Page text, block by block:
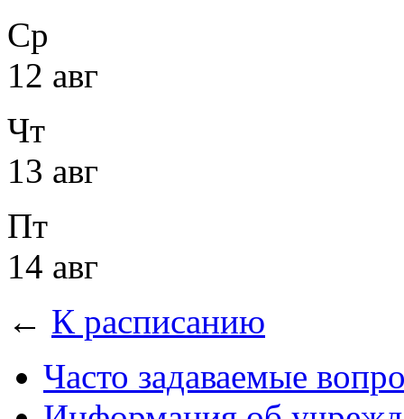
Ср
12 авг
Чт
13 авг
Пт
14 авг
← К расписанию
Часто задаваемые